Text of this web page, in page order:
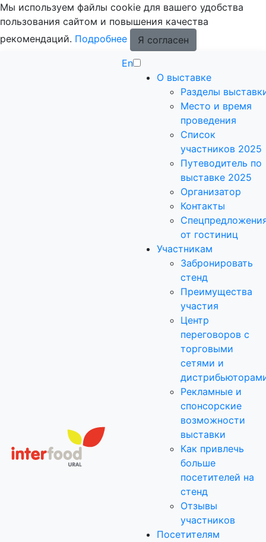
Мы используем файлы cookie для вашего удобства
пользования сайтом и повышения качества
рекомендаций. Подробнее
Я согласен
En
О выставке
Разделы
Место и время
проведения
Список
участников 2025
Путеводитель по
выставке 2025
Организатор
Контакты
от гостиниц
Участникам
Забронировать
стенд
Преимущества
участия
Центр
переговоров с
торговыми
сетями и
Рекламные и
спонсорские
возможности
выставки
Как привлечь
больше
посетителей на
стенд
Отзывы
участников
Посетителям